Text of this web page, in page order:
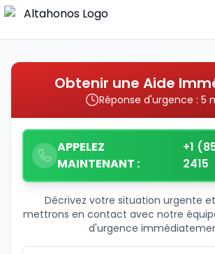
Obtenir une Aide
Réponse d'urgence : 5
APPELEZ
MAINTENANT :
+1
2415
Décrivez votre situation urgente
mettrons en contact avec notre
d'urgence